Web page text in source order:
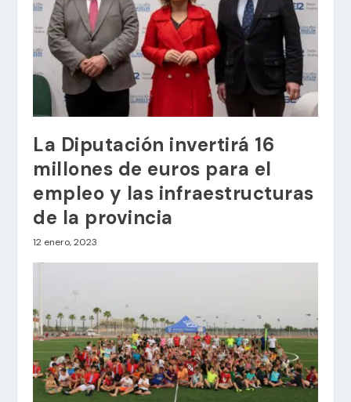
La Diputación invertirá 16
millones de euros para el
empleo y las infraestructuras
de la provincia
12 enero, 2023